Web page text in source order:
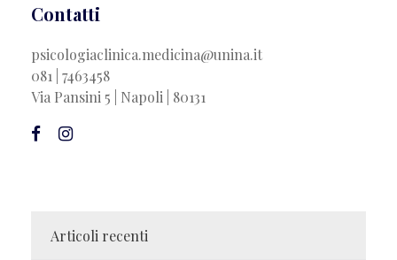
Contatti
psicologiaclinica.medicina@unina.it
081 | 7463458
Via Pansini 5 | Napoli | 80131
Articoli recenti